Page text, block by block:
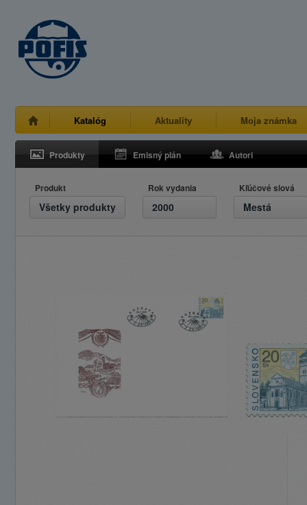
Katalóg Aktuality Moja známka
Produkty Emisný plán Autori
Produkt
Všetky produkty
Rok vydania
2000
Kľúčové slová
Mestá